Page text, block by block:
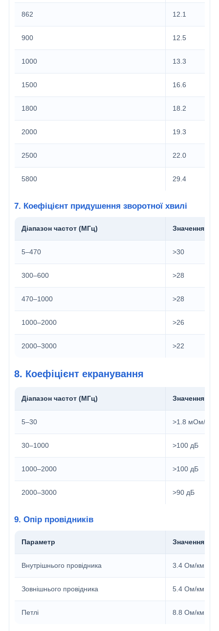
862 12.1
900 12.5
1000 13.3
1500 16.6
1800 18.2
2000 19.3
2500 22.0
5800 29.4
7. Коефіцієнт придушення зворотної хвилі
Діапазон частот (МГц) Значення
5–470 >30
300–600 >28
470–1000 >28
1000–2000 >26
2000–3000 >22
8. Коефіцієнт екранування
Діапазон частот (МГц) Значення
5–30 >1.8 мОм/м
30–1000 >100 дБ
1000–2000 >100 дБ
2000–3000 >90 дБ
9. Опір провідників
Параметр Значення
Внутрішнього провідника 3.4 Ом/км
Зовнішнього провідника 5.4 Ом/км
Петлі 8.8 Ом/км